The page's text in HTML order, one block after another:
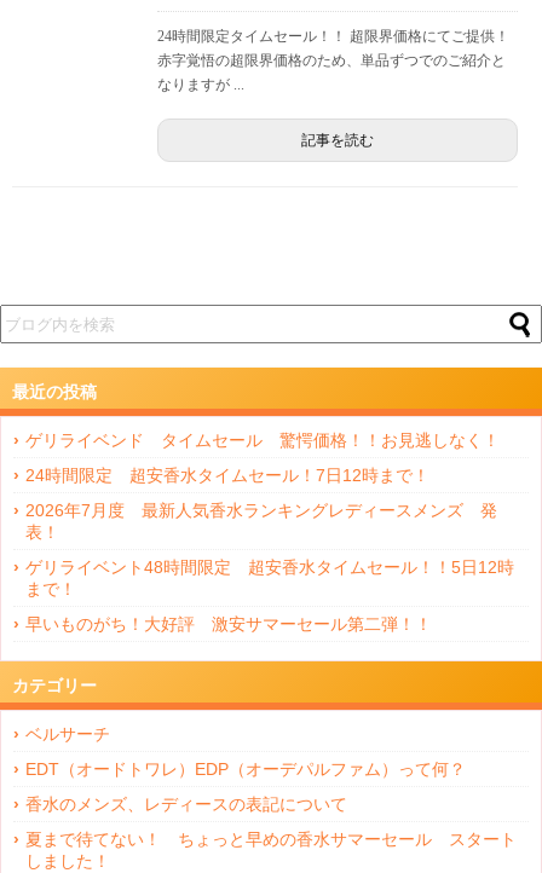
24時間限定タイムセール！！ 超限界価格にてご提供！
赤字覚悟の超限界価格のため、単品ずつでのご紹介と
なりますが ...
記事を読む
最近の投稿
ゲリライベンド タイムセール 驚愕価格！！お見逃しなく！
24時間限定 超安香水タイムセール！7日12時まで！
2026年7月度 最新人気香水ランキングレディースメンズ 発
表！
ゲリライベント48時間限定 超安香水タイムセール！！5日12時
まで！
早いものがち！大好評 激安サマーセール第二弾！！
カテゴリー
ベルサーチ
EDT（オードトワレ）EDP（オーデパルファム）って何？
香水のメンズ、レディースの表記について
夏まで待てない！ ちょっと早めの香水サマーセール スタート
しました！